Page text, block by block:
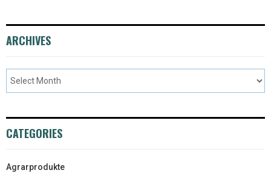
ARCHIVES
CATEGORIES
Agrarprodukte